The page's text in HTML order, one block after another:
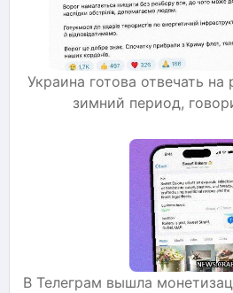
Украина готова отвечать на
зимний период,
В Телеграм вышла